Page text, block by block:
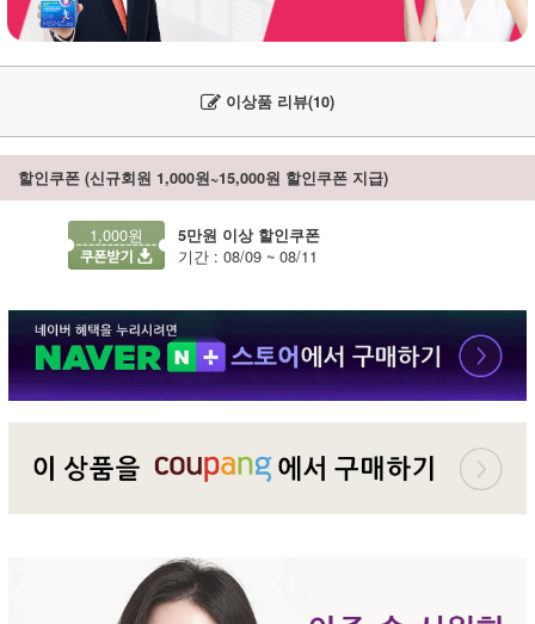
이상품 리뷰(10)
할인쿠폰 (신규회원 1,000원~15,000원 할인쿠폰 지급)
1,000원 5만원 이상 할인쿠폰
기간 : 08/09 ~ 08/11